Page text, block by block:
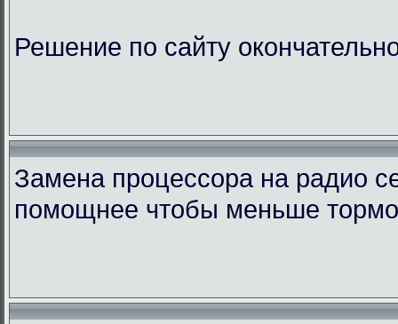
Решение по сайту
Замена процессора на радио
помощнее чтобы меньше